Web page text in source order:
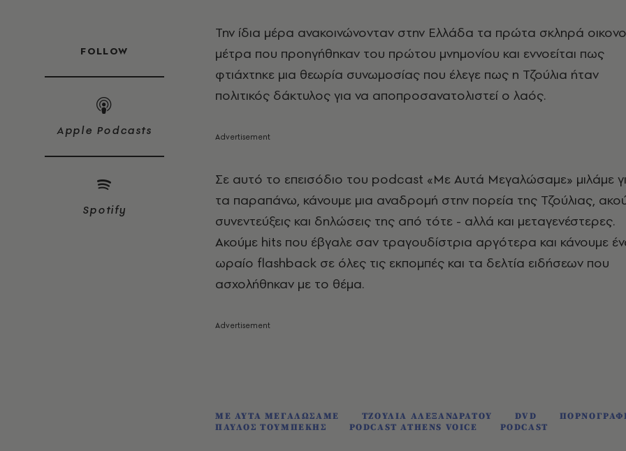
FOLLOW
Apple Podcasts
Spotify
Την ίδια μέρα ανακοινώνονταν στην Ελλάδα τα πρώτα σκληρά
μέτρα που προηγήθηκαν του πρώτου μνημονίου και εννοείται πως
φτιάχτηκε μια θεωρία συνωμοσίας που έλεγε πως η Τζούλια ήταν
πολιτικός δάκτυλος για να αποπροσανατολιστεί ο λαός.
Σε αυτό το επεισόδιο του podcast «Με Αυτά Μεγαλώσαμε» μιλάμε
τα παραπάνω, κάνουμε μια αναδρομή στην πορεία της Τζούλιας,
συνεντεύξεις και δηλώσεις της από τότε - αλλά και μεταγενέστερες.
Ακούμε hits που έβγαλε σαν τραγουδίστρια αργότερα και κάνουμε
ωραίο flashback σε όλες τις εκπομπές και τα δελτία ειδήσεων που
ασχολήθηκαν με το θέμα.
ΜΕ ΑΥΤΑ ΜΕΓΑΛΩΣΑΜΕ ΤΖΟΥΛΙΑ ΑΛΕΞΑΝΔΡΑΤΟΥ DVD
ΠΑΥΛΟΣ ΤΟΥΜΠΕΚΗΣ
PODCAST ATHENS VOICE PODCAST